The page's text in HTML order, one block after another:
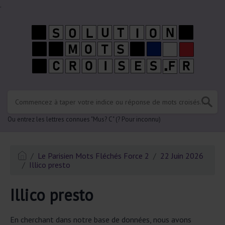
.
Ou entrez les lettres connues "Mus? C" (? Pour inconnu)
Le Parisien Mots Fléchés Force 2
22 Juin 2026
Illico presto
Illico presto
En cherchant dans notre base de données, nous avons